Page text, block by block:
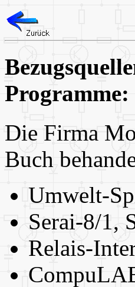
Programme:
Die Firma
Buch
Umwelt-
Serai-8/1,
Relais-